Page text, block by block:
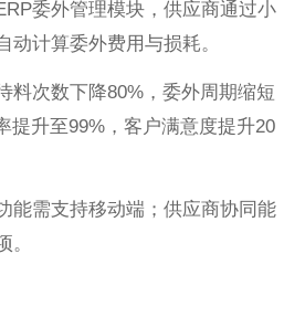
委外管理模块，供应商通过小
动计算委外费用与损耗。
料次数下降80%，委外周期缩短
提升至99%，客户满意度提升20
能需支持移动端；供应商协同能
。